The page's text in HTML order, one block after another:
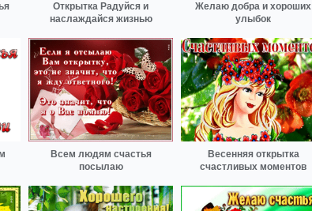
Открытка Радуйся и
наслаждайся жизнью
Желаю добра и хороших
улыбок
Всем людям счастья
посылаю
Весенняя открытка
счастливых моментов